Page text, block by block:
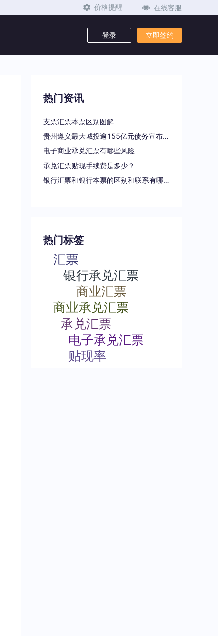
价格提醒 在线客服
登录 立即签约
热门资讯
支票汇票本票区别图解
贵州遵义最大城投逾155亿元债务宣布重组
电子商业承兑汇票有哪些风险
承兑汇票贴现手续费是多少？
银行汇票和银行本票的区别和联系有哪些（一文读懂支票、本票和汇票的区别）
热门标签
汇票
银行承兑汇票
商业汇票
商业承兑汇票
承兑汇票
电子承兑汇票
贴现率